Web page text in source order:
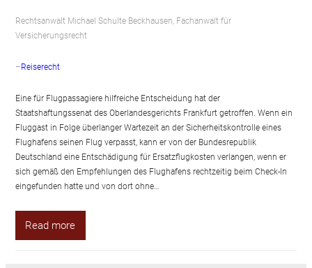
Rechtsanwalt Michael Schulte Beckhausen, Fachanwalt für
Versicherungsrecht
–Reiserecht
Eine für Flugpassagiere hilfreiche Entscheidung hat der
Staatshaftungssenat des Oberlandesgerichts Frankfurt getroffen. Wenn ein
Fluggast in Folge überlanger Wartezeit an der Sicherheitskontrolle eines
Flughafens seinen Flug verpasst, kann er von der Bundesrepublik
Deutschland eine Entschädigung für Ersatzflugkosten verlangen, wenn er
sich gemäß den Empfehlungen des Flughafens rechtzeitig beim Check-In
eingefunden hatte und von dort ohne…
Read more